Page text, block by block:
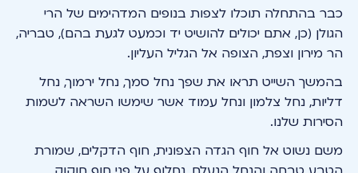
כבר בהתחלה תוכלו לצפות בנופים המדהימים של הרי
הגולן (כן, אתם יכולים להושיט יד וכמעט לגעת בהם), טבריה,
הר מירון וצפת, הצופה אל הגליל העליון.
בהמשך השייט תראו את שפך נחל סמך, נחל ירמוך, נחל
דליות, נחל צלמון ונחל עמוד אשר שימשו השראה לשמות
הסירות שלנו.
משם נשוט אל חוף הגדה הצפונית, חוף הדקלים, שמורת